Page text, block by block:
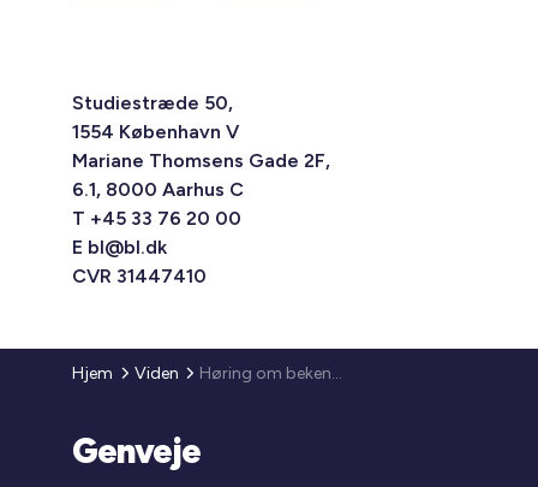
Studiestræde 50,
1554 København V
Mariane Thomsens Gade 2F,
6.1, 8000 Aarhus C
T +45 33 76 20 00
E bl@bl.dk
CVR 31447410
Hjem Viden Høring om bekendtgørelse om midlertidigt økonomisk tilskud til husleje i 2026 til de mest udsatte borgere
Genveje